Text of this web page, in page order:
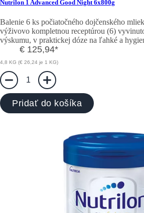
Nutrilon 1 Advanced Good Night 6x800g
Balenie 6 ks počiatočného dojčenského
výživovo kompletnou receptúrou (6)
výskumu, v praktickej dóze na ľahké a
€ 125,94*
4,8 KG (€ 26,24 je 1 KG)
1
Pridať do košíka